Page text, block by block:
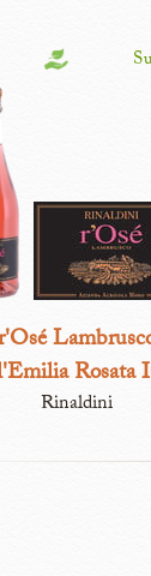
Rosata
Rinaldini